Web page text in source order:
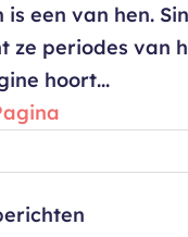
is een van hen.
ze periodes van
hoort...